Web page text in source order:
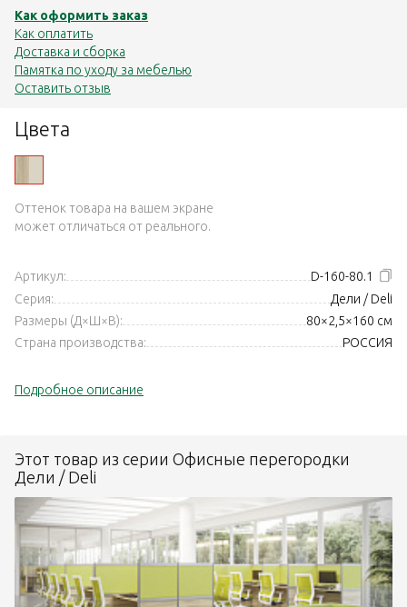
Цвета
Оттенок товара на вашем экране
может отличаться от реального.
Артикул:
D-160-80.1
Серия:
Дели / Deli
Размеры (Д×Ш×В):
80×2,5×160 см
Страна производства:
РОССИЯ
Подробное описание
Как оформить заказ
Как оплатить
Доставка и сборка
Памятка по уходу за мебелью
Оставить отзыв
Этот товар из серии Офисные перегородки
Дели / Deli